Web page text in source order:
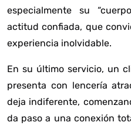
especialmente su
actitud confiada, que
experiencia inolvidable.
En su último servicio, un
presenta con lencería
deja indiferente,
da paso a una conexión